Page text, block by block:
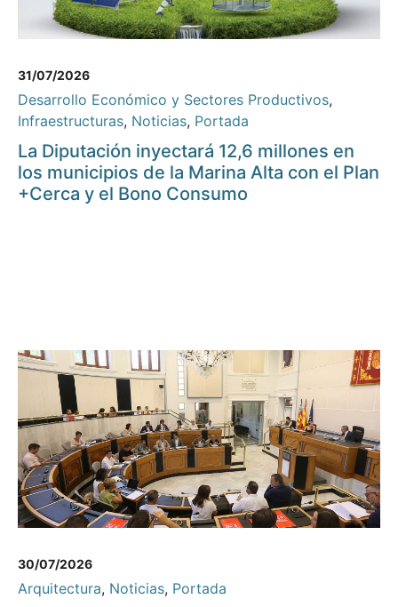
31/07/2026
Desarrollo Económico y Sectores Productivos,
Infraestructuras, Noticias, Portada
La Diputación inyectará 12,6 millones en
los municipios de la Marina Alta con el Plan
+Cerca y el Bono Consumo
30/07/2026
Arquitectura, Noticias, Portada